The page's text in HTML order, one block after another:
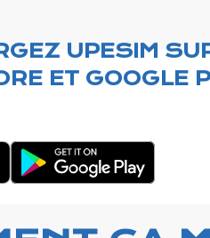
UPESIM
ET GOOGLE